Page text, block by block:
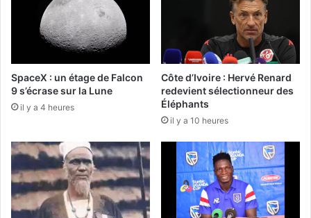
SpaceX : un étage de Falcon
9 s’écrase sur la Lune
il y a 4 heures
Côte d’Ivoire : Hervé Renard
redevient sélectionneur des
Éléphants
il y a 10 heures